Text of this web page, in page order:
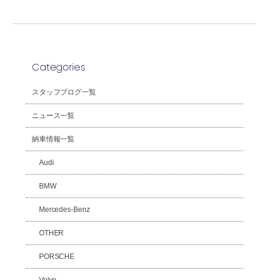
Categories
スタッフブログ一覧
ニュース一覧
納車情報一覧
Audi
BMW
Mercedes-Benz
OTHER
PORSCHE